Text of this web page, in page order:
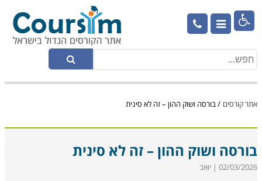

אתר קורסים /בורסה ושוק ההון – זה לא סינית
בורסה ושוק ההון – זה לא סינית
02/03/2026 | יואב